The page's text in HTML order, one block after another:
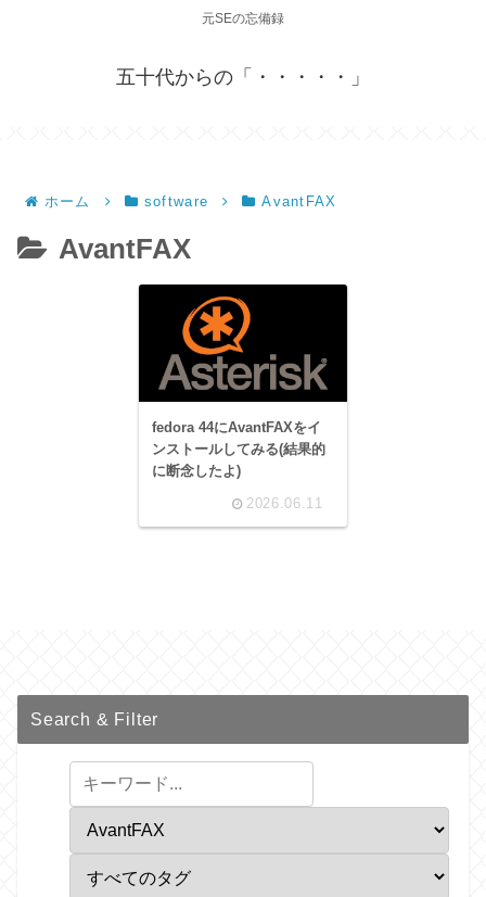
元SEの忘備録
五十代からの「・・・・・」
ホーム software AvantFAX
AvantFAX
fedora 44にAvantFAXをイ
ンストールしてみる(結果的
に断念したよ)
2026.06.11
Search & Filter